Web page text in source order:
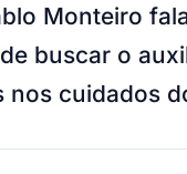
Monteiro
buscar o
nos cuidados